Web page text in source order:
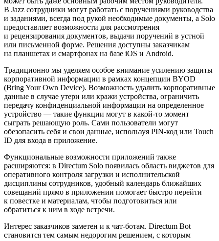
В Jazz сотрудники могут работать с поручениями руководства
и заданиями, всегда под рукой необходимые документы, а Solo
предоставляет возможности для рассмотрения
и рецензирования документов, выдачи поручений в устной
или письменной форме. Решения доступны заказчикам
на планшетах и смартфонах на базе iOS и Android.
Традиционно мы уделяем особое внимание усилению защиты
корпоративной информации в рамках концепции BYOD
(Bring Your Own Device). Возможность удалить корпоративные
данные в случае утери или кражи устройства, ограничить
передачу конфиденциальной информации на определенное
устройство — такие функции могут в какой-то момент
сыграть решающую роль. Сами пользователи могут
обезопасить себя и свои данные, используя PIN-код или Touch
ID для входа в приложение.
Функциональные возможности приложений также
расширяются: в Directum Solo появилась область виджетов для
оперативного контроля загрузки и исполнительской
дисциплины сотрудников, удобный календарь ближайших
совещаний прямо в приложении помогает быстро перейти
к повестке и материалам, чтобы подготовиться или
обратиться к ним в ходе встречи.
Интерес заказчиков заметен и к чат-ботам. Directum Bot
становится тем самым недорогим решением, с которым